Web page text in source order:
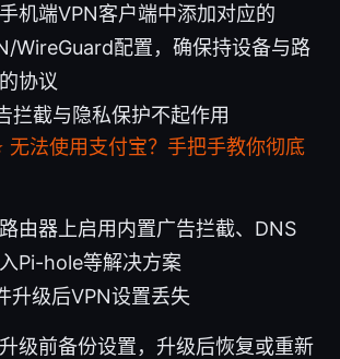
机端VPN客户端中添加对应的
WireGuard配置，确保持设备与路
协议
拦截与隐私保护不起作用
无法使用支付宝？手把手教你彻底
由器上启用内置广告拦截、DNS
Pi-hole等解决方案
升级后VPN设置丢失
级前备份设置，升级后恢复或重新